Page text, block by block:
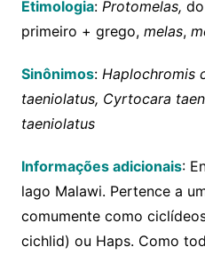
Etimologia: Protomelas,
primeiro + grego, melas,
Sinônimos: Haplochromis
taeniolatus, Cyrtocara
taeniolatus
Informações adicionais:
lago Malawi. Pertence a
comumente como
cichlid) ou Haps. Como